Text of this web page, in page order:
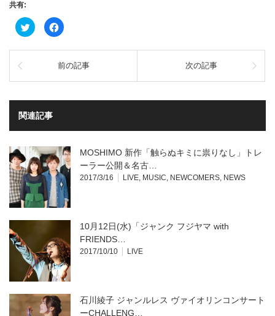
共有:
ク
リ
共
(新
い
ウ
ウ
で
開
き
ま
す)
Facebook
で
る
に
ク
ッ
い
(新
し
い
ウ
ィ
ン
ド
ウ
ま
す)
前の記事 次の記事
関連記事
MOSHIMO 新作「触らぬキミに祟りなし」トレ
ーラー公開＆名古…
2017/3/16 LIVE, MUSIC, NEWCOMERS, NEWS
10月12日(水)「ジャンク フジヤマ with
FRIENDS…
2017/10/10 LIVE
石川綾子 ジャンルレス ヴァイオリンコンサート
ーCHALLENG…